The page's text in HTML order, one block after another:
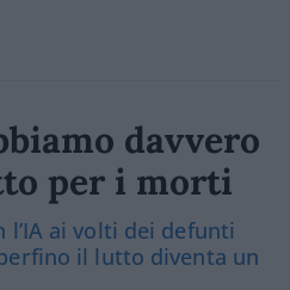
davvero
per i morti
ai volti dei defunti
il lutto diventa un